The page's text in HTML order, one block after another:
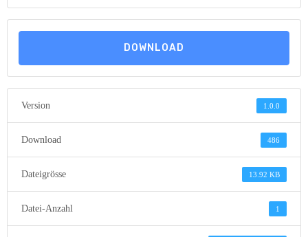
DOWNLOAD
Version 1.0.0
Download 486
Dateigrösse 13.92 KB
Datei-Anzahl 1